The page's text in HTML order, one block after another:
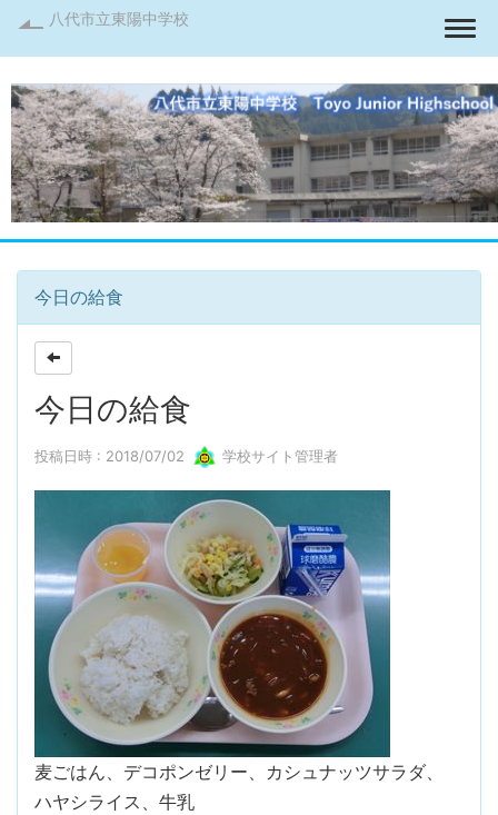
八代市立東陽中学校
今日の給食
今日の給食
投稿日時 : 2018/07/02 学校サイト管理者
麦ごはん、デコポンゼリー、カシュナッツサラダ、
ハヤシライス、牛乳